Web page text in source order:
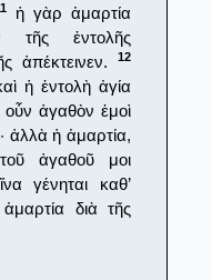
ἡ γὰρ ἁμαρτία
τῆς ἐντολῆς
ἀπέκτεινεν.
12
ἡ ἐντολὴ ἁγία
ἀγαθὸν ἐμοὶ
ἀλλὰ ἡ ἁμαρτία,
ἀγαθοῦ μοι
γένηται καθ’
διὰ τῆς